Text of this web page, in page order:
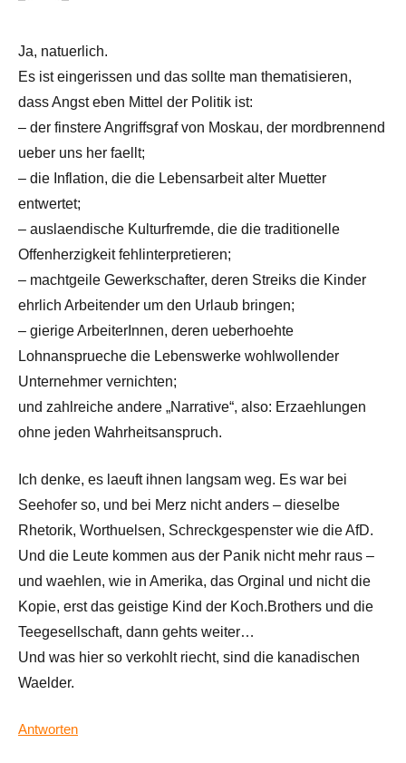
Ja, natuerlich.
Es ist eingerissen und das sollte man thematisieren,
dass Angst eben Mittel der Politik ist:
– der finstere Angriffsgraf von Moskau, der mordbrennend
ueber uns her faellt;
– die Inflation, die die Lebensarbeit alter Muetter
entwertet;
– auslaendische Kulturfremde, die die traditionelle
Offenherzigkeit fehlinterpretieren;
– machtgeile Gewerkschafter, deren Streiks die Kinder
ehrlich Arbeitender um den Urlaub bringen;
– gierige ArbeiterInnen, deren ueberhoehte
Lohnansprueche die Lebenswerke wohlwollender
Unternehmer vernichten;
und zahlreiche andere „Narrative“, also: Erzaehlungen
ohne jeden Wahrheitsanspruch.
Ich denke, es laeuft ihnen langsam weg. Es war bei
Seehofer so, und bei Merz nicht anders – dieselbe
Rhetorik, Worthuelsen, Schreckgespenster wie die AfD.
Und die Leute kommen aus der Panik nicht mehr raus –
und waehlen, wie in Amerika, das Orginal und nicht die
Kopie, erst das geistige Kind der Koch.Brothers und die
Teegesellschaft, dann gehts weiter…
Und was hier so verkohlt riecht, sind die kanadischen
Waelder.
Antworten